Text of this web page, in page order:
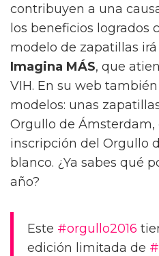
contribuyen a una
los beneficios logrados
modelo de zapatillas
Imagina MÁS, que
VIH. En su web
modelos: unas
Orgullo de Ámsterdam,
inscripción del Orgullo
blanco. ¿Ya sabes qué
año?
Este #orgullo2016
edición limitada de